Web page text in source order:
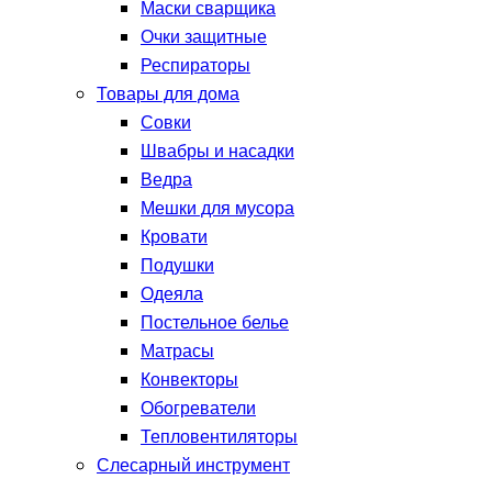
Маски сварщика
Очки защитные
Респираторы
Товары для дома
Совки
Швабры и насадки
Ведра
Мешки для мусора
Кровати
Подушки
Одеяла
Постельное белье
Матрасы
Конвекторы
Обогреватели
Тепловентиляторы
Слесарный инструмент